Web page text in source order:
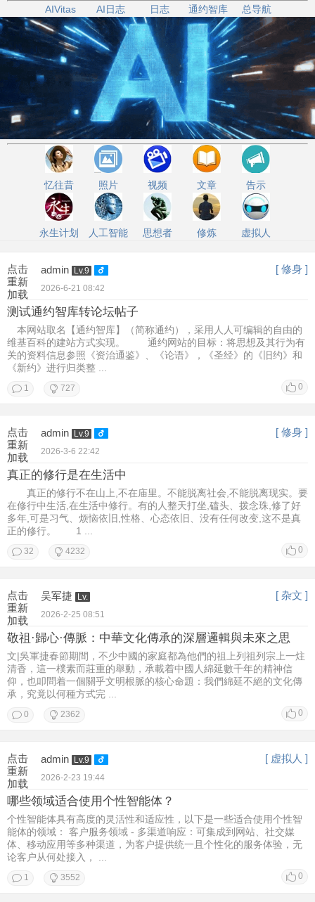
AIVitas AI日志 日志 通约智库 总导航
忆往昔 照片 视频 文章 告示
永生计划 人工智能 思想者 修炼 虚拟人
点击
重新
加载
admin Lv.9 [ 修身 ]
2026-6-21 08:42
测试通约智库转论坛帖子
本网站取名【通约智库】（简称通约），采用人人可编辑的自由的
维基百科的建站方式实现。 通约网站的目标：将思想及其行为有
关的资料信息参照《资治通鉴》、《论语》，《圣经》的《旧约》和
《新约》进行归类整 ...
0
1 727
点击
重新
加载
admin Lv.9 [ 修身 ]
2026-3-6 22:42
真正的修行是在生活中
真正的修行不在山上,不在庙里。不能脱离社会,不能脱离现实。要
在修行中生活,在生活中修行。有的人整天打坐,磕头、拨念珠,修了好
多年,可是习气、烦恼依旧,性格、心态依旧、没有任何改变,这不是真
正的修行。 1 ...
0
32 4232
点击
重新
加载
吴军捷 Lv. [ 杂文 ]
2026-2-25 08:51
敬祖·歸心·傳脈：中華文化傳承的深層邏輯與未來之思
文|吳軍捷春節期間，不少中國的家庭都為他們的祖上列祖列宗上一炷
清香，這一樸素而莊重的舉動，承載着中國人綿延數千年的精神信
仰，也叩問着一個關乎文明根脈的核心命題：我們綿延不絕的文化傳
承，究竟以何種方式完 ...
0
0 2362
点击
重新
加载
admin Lv.9 [ 虚拟人 ]
2026-2-23 19:44
哪些领域适合使用个性智能体？
个性智能体具有高度的灵活性和适应性，以下是一些适合使用个性智
能体的领域： 客户服务领域 - 多渠道响应：可集成到网站、社交媒
体、移动应用等多种渠道，为客户提供统一且个性化的服务体验，无
论客户从何处接入， ...
0
1 3552